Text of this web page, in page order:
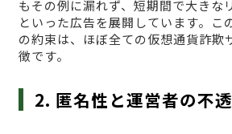
もその例に漏れず、短期間で大きな
といった広告を展開しています。こ
の約束は、ほぼ全ての仮想通貨詐欺
徴です。
2. 匿名性と運営者の不